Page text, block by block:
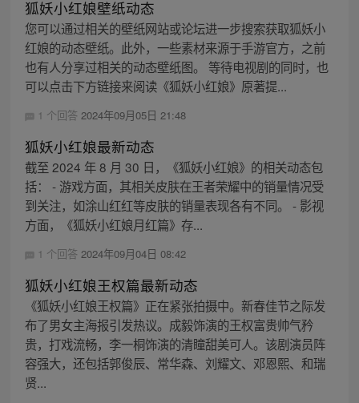
狐妖小红娘壁纸动态
您可以通过相关的壁纸网站或论坛进一步搜索获取狐妖小
红娘的动态壁纸。此外，一些素材来源于手游官方，之前
也有人分享过相关的动态壁纸图。 等待电视剧的同时，也
可以点击下方链接来阅读《狐妖小红娘》原著提...
1 个回答 2024年09月05日 21:48
狐妖小红娘最新动态
截至 2024 年 8 月 30 日，《狐妖小红娘》的相关动态包
括： - 游戏方面，其相关皮肤在王者荣耀中的销量情况受
到关注，如涂山红红等皮肤的销量表现各有不同。 - 影视
方面，《狐妖小红娘月红篇》存...
1 个回答 2024年09月04日 08:42
狐妖小红娘王权篇最新动态
《狐妖小红娘王权篇》正在紧张拍摄中。新春佳节之际发
布了男女主海报引发热议。成毅饰演的王权富贵帅气矜
贵，打戏流畅，李一桐饰演的清瞳甜美可人。该剧演员阵
容强大，还包括郭俊辰、常华森、刘耀文、邓恩熙、和瑞
贤...